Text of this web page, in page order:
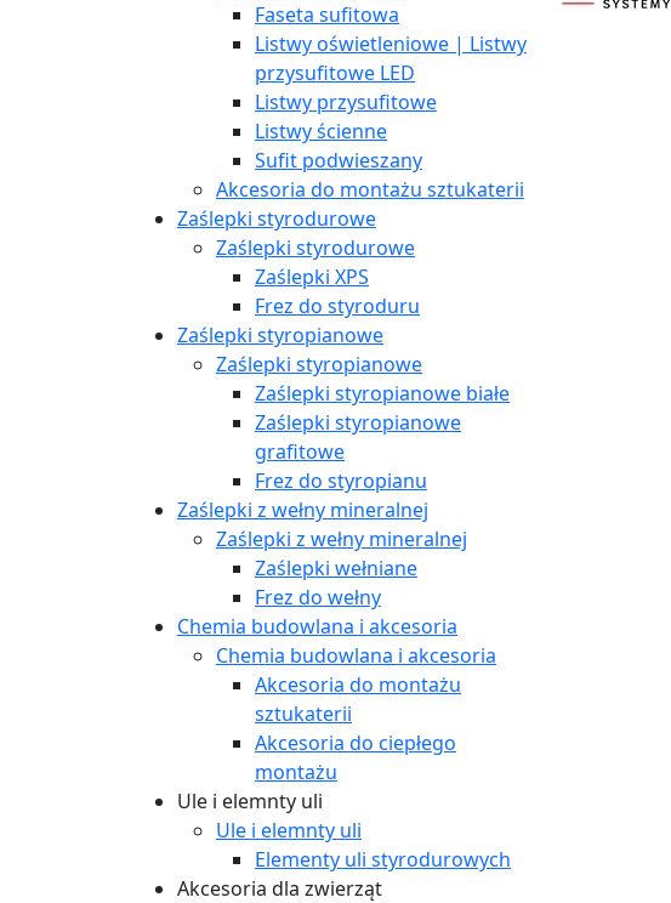
Faseta sufitowa
Listwy oświetleniowe | Listwy
przysufitowe LED
Listwy przysufitowe
Listwy ścienne
Sufit podwieszany
Akcesoria do montażu sztukaterii
Zaślepki styrodurowe
Zaślepki styrodurowe
Zaślepki XPS
Frez do styroduru
Zaślepki styropianowe
Zaślepki styropianowe
Zaślepki styropianowe białe
Zaślepki styropianowe
grafitowe
Frez do styropianu
Zaślepki z wełny mineralnej
Zaślepki z wełny mineralnej
Zaślepki wełniane
Frez do wełny
Chemia budowlana i akcesoria
Chemia budowlana i akcesoria
Akcesoria do montażu
sztukaterii
Akcesoria do ciepłego
montażu
Ule i elemnty uli
Ule i elemnty uli
Elementy uli styrodurowych
Akcesoria dla zwierząt